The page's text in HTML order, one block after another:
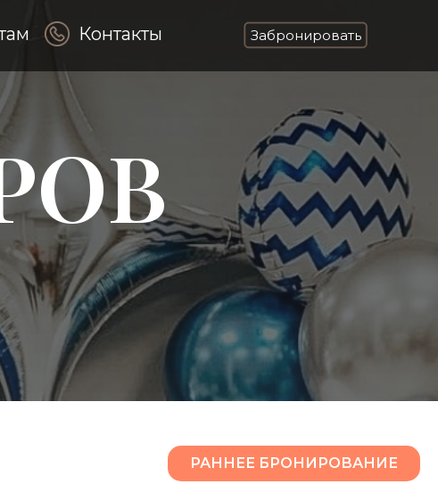
Контакты Забронировать
РАННЕЕ БРОНИРОВАНИЕ